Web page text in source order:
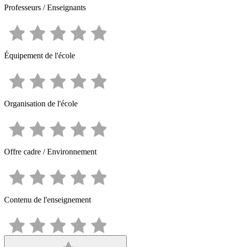
Professeurs / Enseignants
Équipement de l'école
Organisation de l'école
Offre cadre / Environnement
Contenu de l'enseignement